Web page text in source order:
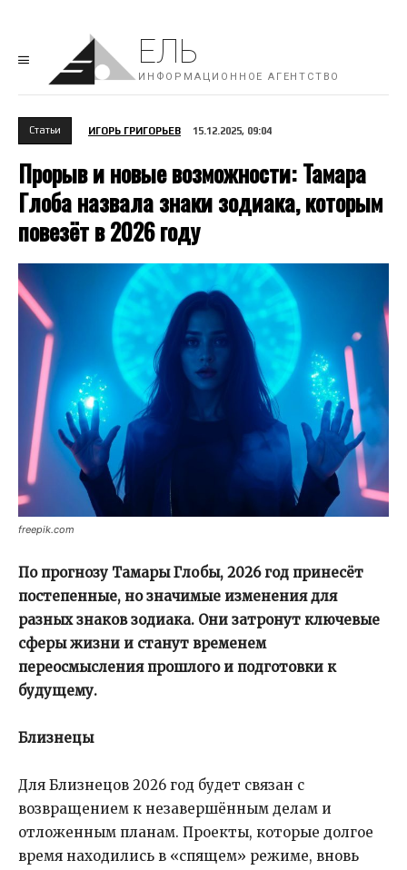
ЕЛЬ
ИНФОРМАЦИОННОЕ АГЕНТСТВО
Cтатьи ИГОРЬ ГРИГОРЬЕВ 15.12.2025, 09:04
Прорыв и новые возможности: Тамара
Глоба назвала знаки зодиака, которым
повезёт в 2026 году
freepik.com
По прогнозу Тамары Глобы, 2026 год принесёт
постепенные, но значимые изменения для
разных знаков зодиака. Они затронут ключевые
сферы жизни и станут временем
переосмысления прошлого и подготовки к
будущему.
Близнецы
Для Близнецов 2026 год будет связан с
возвращением к незавершённым делам и
отложенным планам. Проекты, которые долгое
время находились в «спящем» режиме, вновь